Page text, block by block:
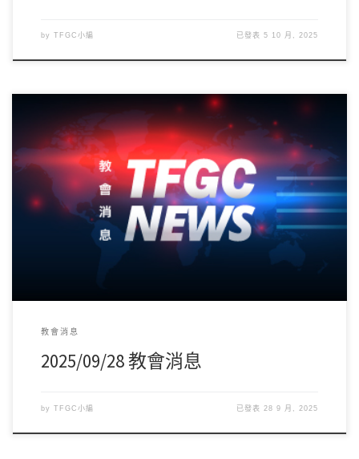
by TFGC小編 已發表5 10 月, 2025
教會消息
2025/09/28 教會消息
by TFGC小編 已發表 28 9 月, 2025